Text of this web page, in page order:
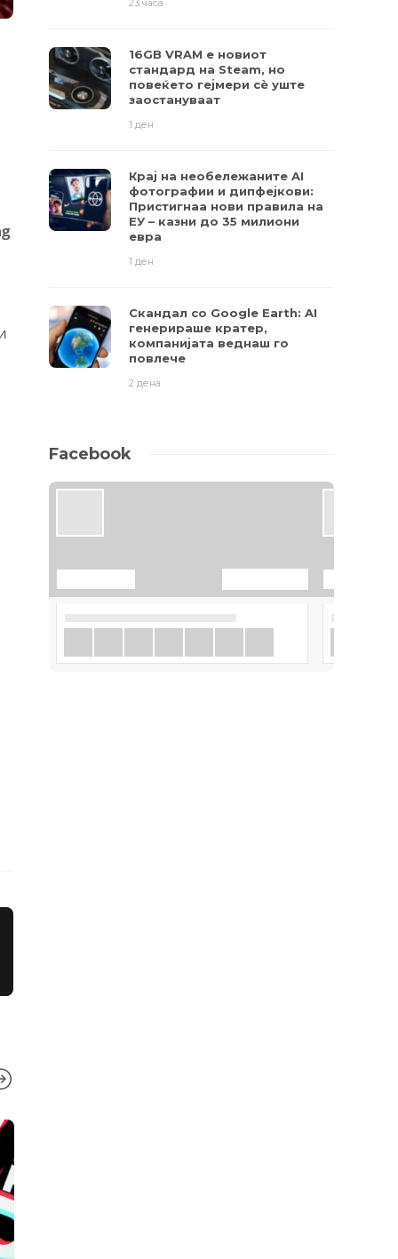
23 часа
16GB VRAM е новиот
стандард на Steam, но
повеќето гејмери ​​сè уште
заостануваат
1 ден
Крај на необележаните AI
фотографии и дипфејкови:
Пристигнаа нови правила на
ЕУ – казни до 35 милиони
евра
1 ден
Скандал со Google Earth: AI
генерираше кратер,
компанијата веднаш го
повлече
2 дена
Facebook